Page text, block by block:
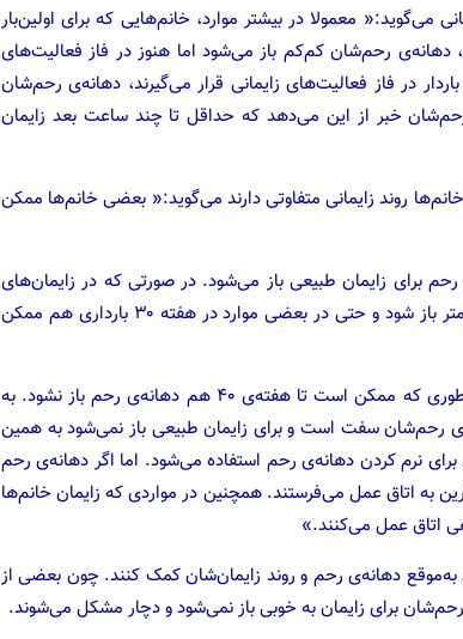
می‌گوید:« معمولا در بیشتر موارد، خانم‌هایی که برای اولین‌بار
دهانه‌ی رحم‌شان کم‌کم باز می‌شود اما هنوز در فاز فعالیت‌های
در فاز فعالیت‌های زایمانی قرار می‌گیرند، دهانه‌ی رحم‌شان
رحم‌شان خبر از این می‌دهد که حداقل تا چند ساعت بعد زایمان
روند زایمانی متفاوتی دارند می‌گوید:« بعضی خانم‌ها ممکن
از هفته ۳۸ یا ۳۹ بارداری، دهانه‌ی رحم برای زایمان طبیعی باز می‌شود. در صورتی که در زایمان‌های
زودرس، بعد از ۳۶ هفتگی دهانه‌ی رحم ممکن است ۱ تا ۲ سانتی‌متر باز شود و حتی در بعضی موارد در هفته ۳۰ بارداری هم ممکن
هرچقدر زمان بارداری طولانی شود، دهانه‌رحم دیرتر باز می‌شود به‌طوری که ممکن است تا هفته‌ی ۴۰ هم دهانه‌ی رحم باز نشود. به
سفت است و برای زایمان طبیعی باز نمی‌شود به همین
نرم کردن دهانه‌ی رحم استفاده می‌شود. اما اگر دهانه‌ی رحم
به اتاق عمل می‌فرستند. همچنین در مواردی که زایمان خانم‌ها
اتاق عمل می‌کنند.»
به‌موقع دهانه‌ی رحم و روند زایمان‌شان کمک کنند. چون بعضی از
برای زایمان به خوبی باز نمی‌شود و دچار مشکل می‌شوند.